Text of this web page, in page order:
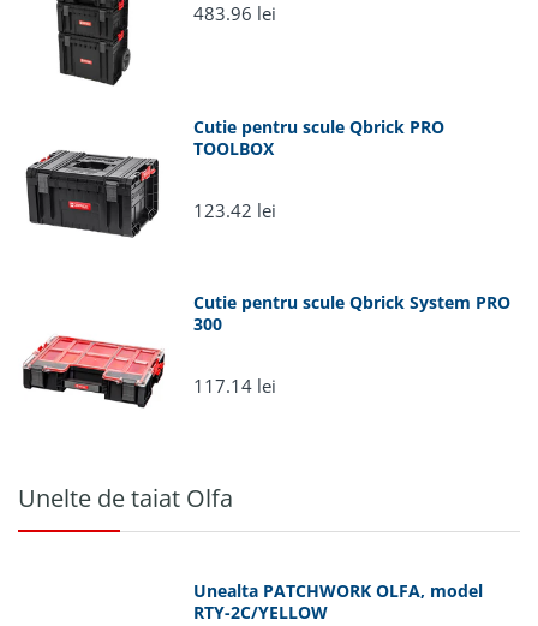
483.96 lei
Cutie pentru scule Qbrick PRO
TOOLBOX
123.42 lei
Cutie pentru scule Qbrick System PRO
300
117.14 lei
Unelte de taiat Olfa
Unealta PATCHWORK OLFA, model
RTY-2C/YELLOW